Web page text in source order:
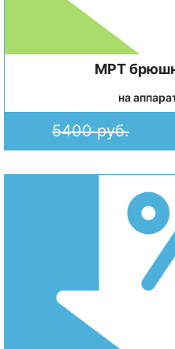
МРТ
на
5400 руб.